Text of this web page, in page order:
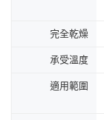
完全乾燥
承受溫度
適用範圍